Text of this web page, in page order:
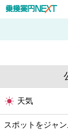
天気
スポットをジャ